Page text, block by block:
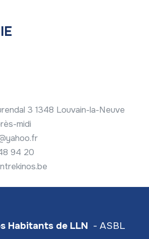
3 1348 Louvain-la-Neuve
midi
94 20
Habitants de LLN - ASBL